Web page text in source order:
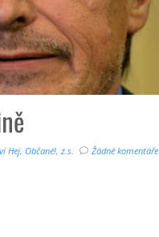
Hej, Občané!, z.s.
Žádné komentáře